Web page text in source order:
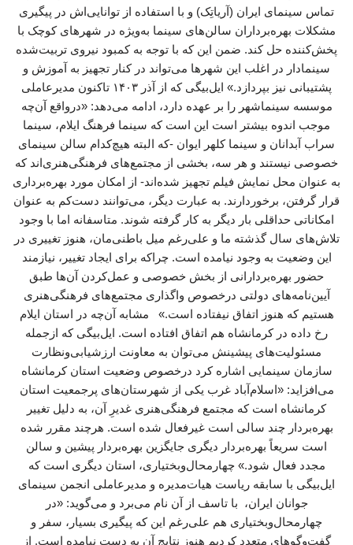
تماس سینمای ایران (آریاتِک) و با استفاده از توانایی‌اش در پیگیری
مشکلات بهره‌برداران سالن‌های سینما به‌ویژه در شهرهای کوچک با
پ‍خش‌کننده حل کند. ضمن این که با توجه به کمبود نیروی تربیت‌شده
سینمادار در اغلب این شهرها می‌تواند در کنار تجهیز به آموزش و
پشتیبانی نیز بپردازد.» ایل‌بیگی که از آذر ۱۴۰۳ تاکنون مدیرعاملی
موسسه سینماشهر را بر عهده دارد، ادامه می‌دهد: «درواقع آن‌چه
موجب اندوه بیشتر است این است که سینما فرهنگ ایلام، سینما
سراب آبدانان و سینما کلهر ایوان -که البته هیچ‌کدام سالن سینمای
خصوصی نیستند و هر سه، بخشی از مجتمع‌های فرهنگی‌هنری‌اند که
به عنوان محل نمایش فیلم تجهیز شده‌اند- از امکان مورد بهره‌برداری
قرار گرفتن، برخوردارند. به عبارت دیگر، می‌توانند دست‌کم به عنوان
امکاناتی حداقلی بار دیگر به کار گرفته شوند. متاسفانه اما با وجود
تلاش‌های سال گذشته ما و علی‌رغم میل باطنی‌مان، هنوز تغییری در
این وضعیت به وجود نیامده است. چراکه برای ایجاد تغییر، نیازمند
حضور بهره‌بردارانی از بخش‌ خصوصی و عمل‌کردن آن‌ها طبق
آیین‌نامه‌های دولتی درخصوص واگذاری مجتمع‌های فرهنگی‌هنری
هستیم که هنوز اتفاق نیفتاده است.» مشابه آن‌چه در استان ایلام
رخ داده در کرمانشاه هم اتفاق افتاده است. ایل‌بیگی که ازجمله
مسئولیت‌های پیشینش می‌توان به معاونت ارزشیابی‌ونظارت
سازمان سینمایی اشاره کرد درخصوص وضعیت استان کرمانشاه
می‌افزاید: «اسلام‌آباد غرب یکی از شهرستان‌های پرجمعیت استان
کرمانشاه است که مجتمع فرهنگی‌هنری غدیرِ آن، به دلیل تغییر
بهره‌بردار چند سالی است غیرفعال شده است. هرچند مقرر شده
است سریعاً بهره‌بردار دیگری جایگزین بهره‌بردار پیشین و سالن
مجدد فعال شود.» چهارمحال‌وبختیاری، استان دیگری است که
ایل‌بیگی با سابقه ریاست هیات‌مدیره و مدیرعاملی انجمن سینمای
جوانان ایران، با تاسف از آن نام می‌برد و می‌گوید: «در
چهارمحال‌وبختیاری هم علی‌رغم این که پیگیری بسیار، سفر و
گفت‌وگوهای متعدد کردیم هنوز نتایج آن به دست نیامده است. از